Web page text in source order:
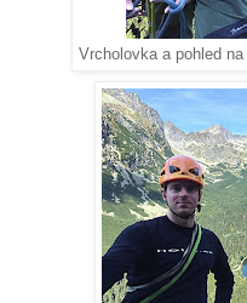
Vrcholovka a pohled